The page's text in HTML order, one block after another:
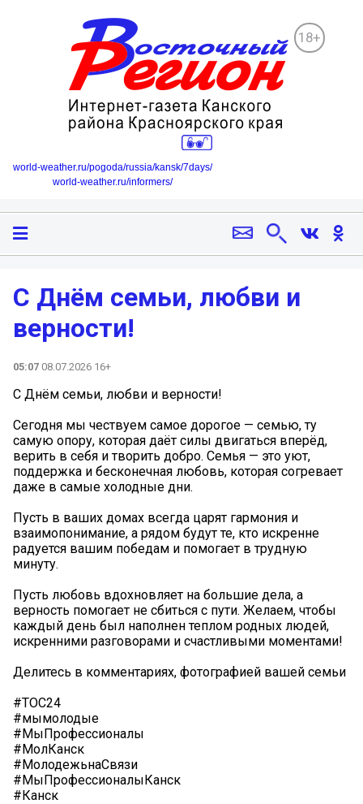
18+
world-weather.ru/pogoda/russia/kansk/7days/
world-weather.ru/informers/
С Днём семьи, любви и
верности!
05:07 08.07.2026 16+
С Днём семьи, любви и верности!
Сегодня мы чествуем самое дорогое — семью, ту
самую опору, которая даёт силы двигаться вперёд,
верить в себя и творить добро. Семья — это уют,
поддержка и бесконечная любовь, которая согревает
даже в самые холодные дни. ️
Пусть в ваших домах всегда царят гармония и
взаимопонимание, а рядом будут те, кто искренне
радуется вашим победам и помогает в трудную
минуту.
Пусть любовь вдохновляет на большие дела, а
верность помогает не сбиться с пути. Желаем, чтобы
каждый день был наполнен теплом родных людей,
искренними разговорами и счастливыми моментами!
Делитесь в комментариях, фотографией вашей семьи
#ТОС24
#мымолодые
#МыПрофессионалы
#МолКанск
#МолодежьнаСвязи
#МыПрофессионалыКанск
#Канск